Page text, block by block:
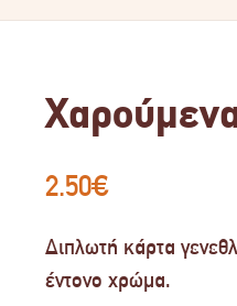
2.50€
Διπλωτή κάρτα
έντονο χρώμα.